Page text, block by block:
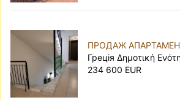
ПРОДАЖ
Грецiя Δημοτική
234 600 EUR